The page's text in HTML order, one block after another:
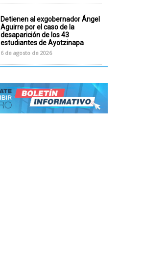
Detienen al exgobernador Ángel
Aguirre por el caso de la
desaparición de los 43
estudiantes de Ayotzinapa
6 de agosto de 2026